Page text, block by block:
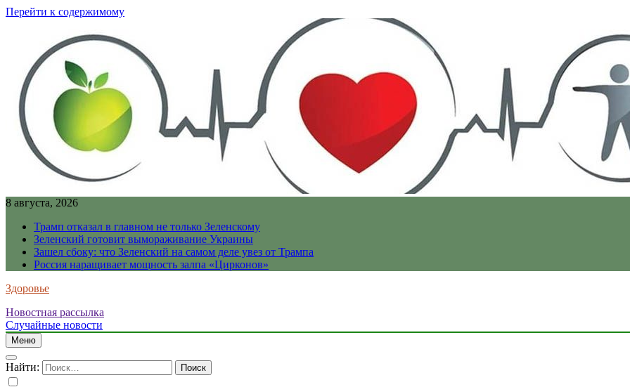
Перейти к содержимому
8 августа, 2026
Трамп отказал в главном не только Зеленскому
Зеленский готовит вымораживание Украины
Зашел сбоку: что Зеленский на самом деле увез от Трампа
Россия наращивает мощность залпа «Цирконов»
Здоровье
Новостная рассылка
Случайные новости
Меню
Найти: